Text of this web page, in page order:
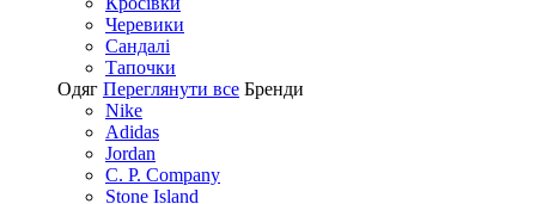
Черевики
Сандалі
Tапочки
Одяг Переглянути все Бренди
Nike
Adidas
Jordan
C. P. Company
Stone Island